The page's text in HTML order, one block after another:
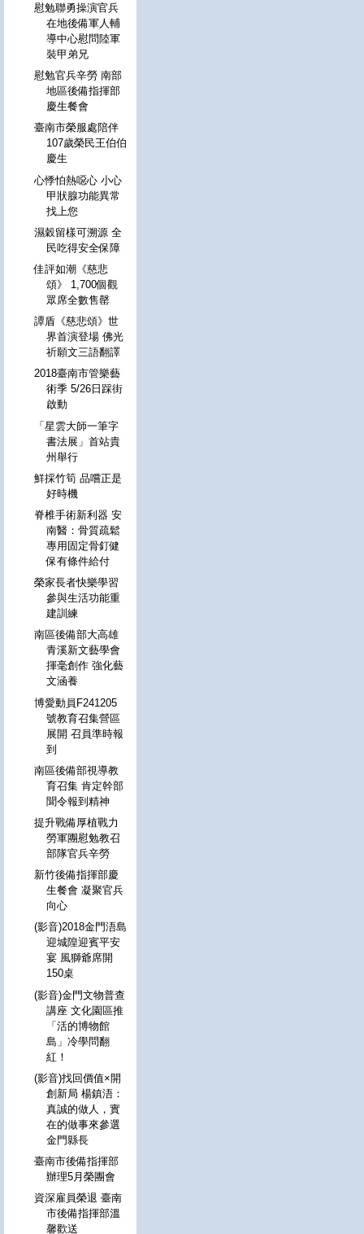
慰勉聯勇操演官兵
在地後備軍人輔
導中心慰問陸軍
裝甲弟兄
慰勉官兵辛勞 南部
地區後備指揮部
慶生餐會
臺南市榮服處陪伴
107歲榮民王伯伯
慶生
心悸怕熱噁心 小心
甲狀腺功能異常
找上您
濕穀留樣可溯源 全
民吃得安全保障
佳評如潮《慈悲
頌》 1,700個觀
眾席全數售罄
譚盾《慈悲頌》世
界首演登場 佛光
祈願文三語翻譯
2018臺南市管樂藝
術季 5/26日踩街
啟動
「星雲大師一筆字
書法展」首站貴
州舉行
鮮採竹筍 品嚐正是
好時機
脊椎手術新利器 安
南醫：骨質疏鬆
專用固定骨釘健
保有條件給付
榮家長者快樂學習
參與生活功能重
建訓練
南區後備部大高雄
青溪新文藝學會
揮毫創作 強化藝
文涵養
博愛動員F241205
號教育召集營區
展開 召員準時報
到
南區後備部視導教
育召集 肯定幹部
聞令報到精神
提升戰備厚植戰力
勞軍團慰勉教召
部隊官兵辛勞
新竹後備指揮部慶
生餐會 凝聚官兵
向心
(影音)2018金門浯島
迎城隍迎賓平安
宴 風獅爺席開
150桌
(影音)金門文物普查
講座 文化園區推
「活的博物館
島」冷學問翻
紅！
(影音)找回價值×開
創新局 楊鎮浯：
真誠的做人，實
在的做事來參選
金門縣長
臺南市後備指揮部
辦理5月榮團會
資深雇員榮退 臺南
市後備指揮部溫
馨歡送